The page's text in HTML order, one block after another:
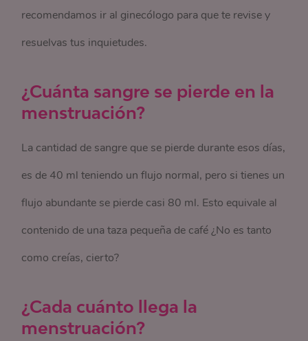
recomendamos ir al ginecólogo para que te revise y
resuelvas tus inquietudes.
¿Cuánta sangre se pierde en la
menstruación?
La cantidad de sangre que se pierde durante esos días,
es de 40 ml teniendo un flujo normal, pero si tienes un
flujo abundante se pierde casi 80 ml. Esto equivale al
contenido de una taza pequeña de café ¿No es tanto
como creías, cierto?
¿Cada cuánto llega la
menstruación?